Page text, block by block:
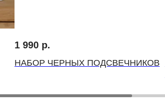
1 990 р.
НАБОР ЧЕРНЫХ ПОДСВЕЧНИКОВ